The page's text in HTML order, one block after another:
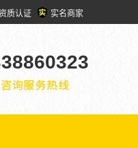
质认证 实名商家